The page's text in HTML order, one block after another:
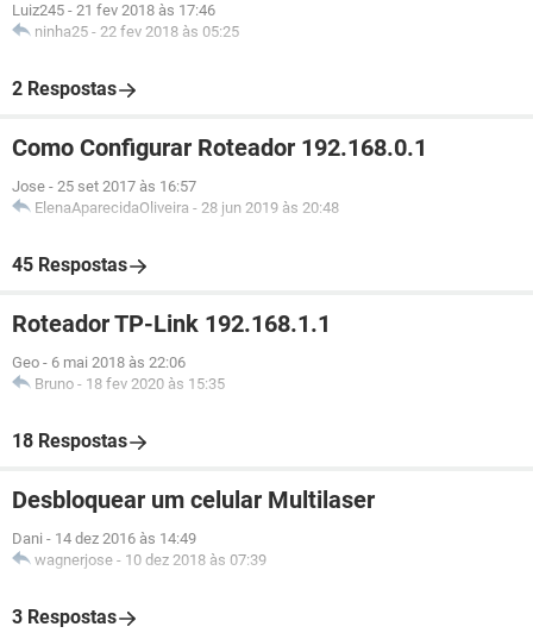
Luiz245 - 21 fev 2018 às 17:46
ninha25 - 22 fev 2018 às 05:25
2 Respostas
Como Configurar Roteador 192.168.0.1
Jose - 25 set 2017 às 16:57
ElenaAparecidaOliveira - 28 jun 2019 às 20:48
45 Respostas
Roteador TP-Link 192.168.1.1
Geo - 6 mai 2018 às 22:06
Bruno - 18 fev 2020 às 15:35
18 Respostas
Desbloquear um celular Multilaser
Dani - 14 dez 2016 às 14:49
wagnerjose - 10 dez 2018 às 07:39
3 Respostas